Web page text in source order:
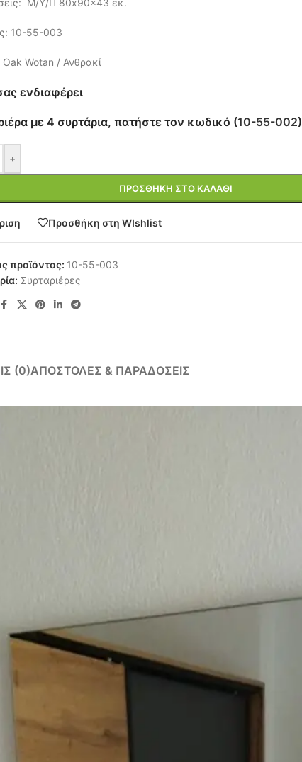
Μ/Υ/Π 80x90x43 εκ.
10-55-003
Wotan / Ανθρακί
ενδιαφέρει
με 4 συρτάρια, πατήστε τον κωδικό (10-55-002)
+
ΠΡΟΣΘΉΚΗ ΣΤΟ ΚΑΛΆΘΙ
Προσθήκη στη WIshlist
προϊόντος: 10-55-003
Συρταριέρες
(0)ΑΠΟΣΤΟΛΈΣ & ΠΑΡΑΔΌΣΕΙΣ